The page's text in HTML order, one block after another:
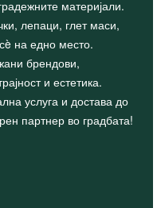
материјали.
лепаци, глет маси,
на едно место.
брендови,
и естетика.
услуга и достава до
партнер во градбата!